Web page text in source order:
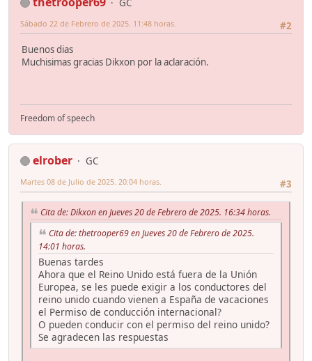
GC
#2
Sábado 22 de Febrero de 2025. 11:48 horas.
Buenos dias
Muchisimas gracias Dikxon por la aclaración.
Freedom of speech
elrober
GC
#3
Martes 08 de Julio de 2025. 20:04 horas.
Cita de: Dikxon en Jueves 20 de Febrero de 2025. 16:34 horas.
Cita de: thetrooper69 en Jueves 20 de Febrero de 2025.
14:01 horas.
Buenas tardes
Ahora que el Reino Unido está fuera de la Unión
Europea, se les puede exigir a los conductores del
reino unido cuando vienen a España de vacaciones
el Permiso de conducción internacional?
O pueden conducir con el permiso del reino unido?
Se agradecen las respuestas